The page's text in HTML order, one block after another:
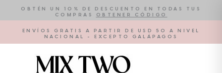
contenido
OBTÉN UN 10% DE DESCUENTO EN TODAS TUS
COMPRAS
OBTENER CÓDIGO
ENVÍOS GRATIS A PARTIR DE USD 50 A NIVEL
NACIONAL - EXCEPTO GALÁPAGOS